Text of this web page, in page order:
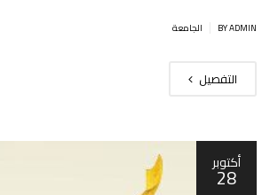
BY ADMIN الجامعة
التفصيل
أكتوبر
28